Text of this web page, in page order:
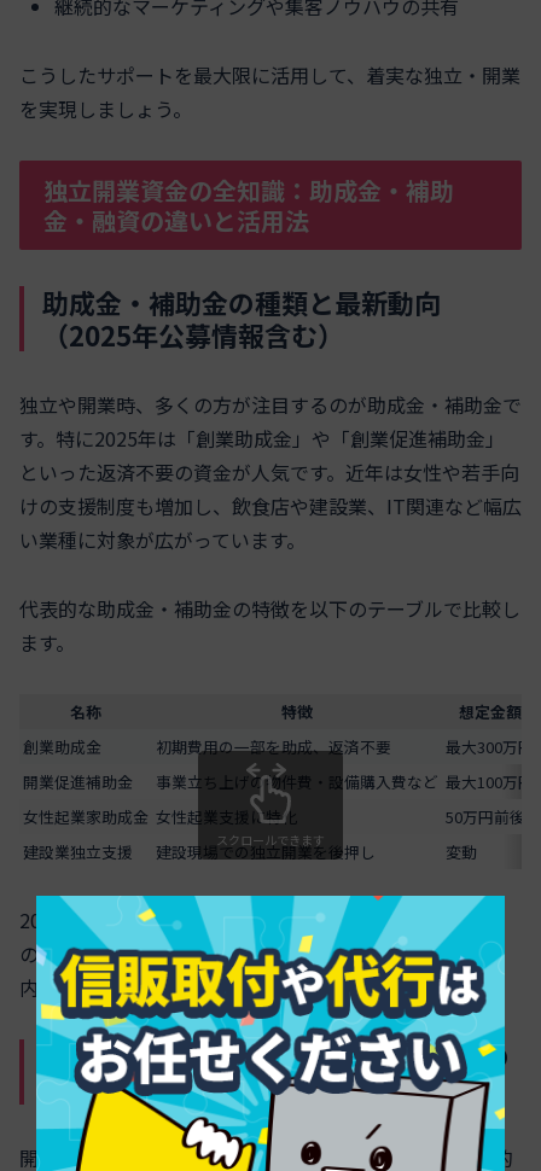
継続的なマーケティングや集客ノウハウの共有
こうしたサポートを最大限に活用して、着実な独立・開業
を実現しましょう。
独立開業資金の全知識：助成金・補助
金・融資の違いと活用法
助成金・補助金の種類と最新動向
（2025年公募情報含む）
独立や開業時、多くの方が注目するのが助成金・補助金で
す。特に2025年は「創業助成金」や「創業促進補助金」
といった返済不要の資金が人気です。近年は女性や若手向
けの支援制度も増加し、飲食店や建設業、IT関連など幅広
い業種に対象が広がっています。
代表的な助成金・補助金の特徴を以下のテーブルで比較し
ます。
名称 特徴
想定金額
創業助成金
初期費用の一部を助成、返済不要
最大300万円
開業促進補助金
事業立ち上げの物件費・設備購入費など 最大100万円
女性起業家助成金 女性起業支援に特化
50万円前後
建設業独立支援
建設現場での独立開業を後押し 変動
スクロールできます
2025年は予算増額や公募数が増えており、新規開業者へ
の追い風となっています。申請時は事業計画書が必須で、
内容の精度が採択率を左右します。
融資制度と自己資金0円での開業支援の
実態
開業資金が自己資金0円の場合でも、独立支援融資や公的